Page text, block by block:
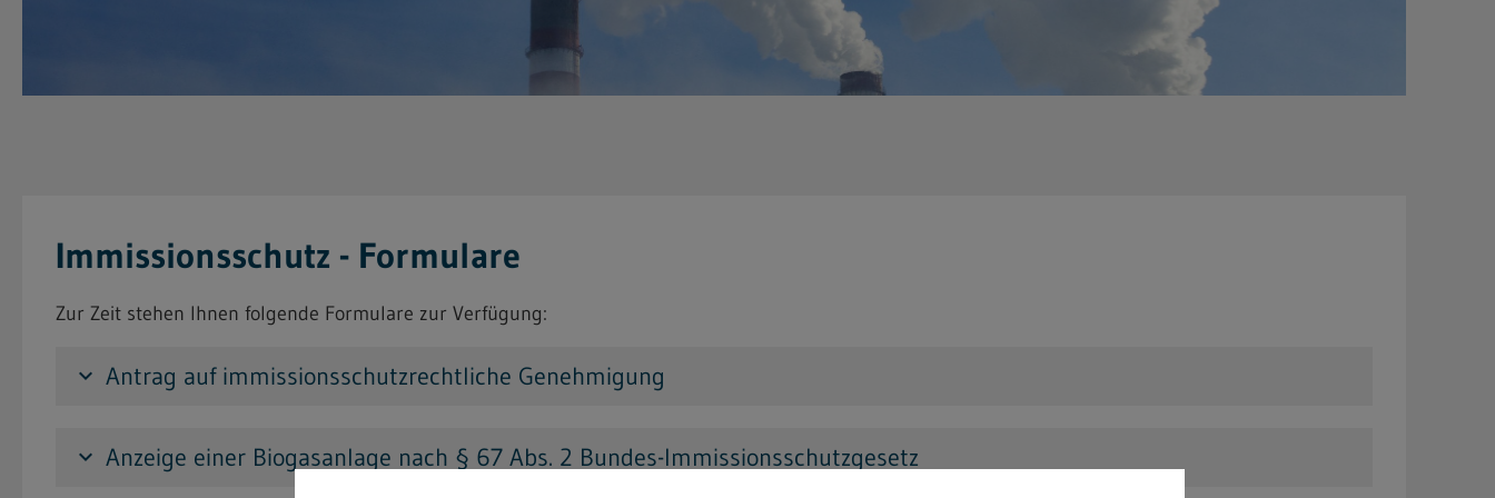
Immissionsschutz - Formulare
Zur Zeit stehen Ihnen folgende Formulare zur Verfügung:
keyboard_arrow_down Antrag auf immissionsschutzrechtliche Genehmigung
keyboard_arrow_down Anzeige einer Biogasanlage nach § 67 Abs. 2 Bundes-Immissionsschutzgesetz